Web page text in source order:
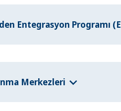
Entegrasyon Programı
Merkezleri